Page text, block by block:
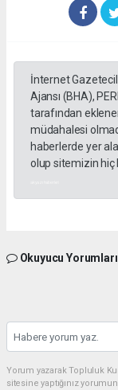
İnternet
Ajansı (BHA),
tarafından
müdahalesi
haberlerde yer
olup sitemizin
Okuyucu Yorumları
Yorum yazarak Topluluk
sitesine yaptığınız